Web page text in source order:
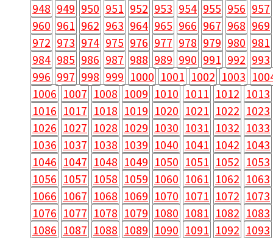
948 949 950 951 952 953 954 955 956 957
960 961 962 963 964 965 966 967 968 969
972 973 974 975 976 977 978 979 980 981
984 985 986 987 988 989 990 991 992 993
996 997 998 999 1000 1001 1002 1003
1006 1007 1008 1009 1010 1011 1012 1013
1016 1017 1018 1019 1020 1021 1022 1023
1026 1027 1028 1029 1030 1031 1032 1033
1036 1037 1038 1039 1040 1041 1042 1043
1046 1047 1048 1049 1050 1051 1052 1053
1056 1057 1058 1059 1060 1061 1062 1063
1066 1067 1068 1069 1070 1071 1072 1073
1076 1077 1078 1079 1080 1081 1082 1083
1086 1087 1088 1089 1090 1091 1092 1093